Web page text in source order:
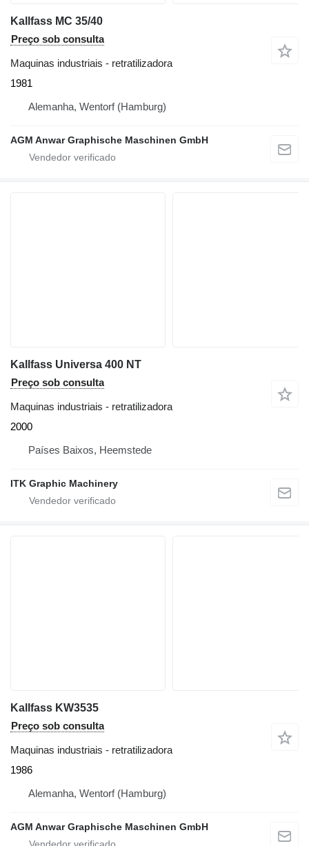
Kallfass MC 35/40
Preço sob consulta
Maquinas industriais - retratilizadora
1981
Alemanha, Wentorf (Hamburg)
AGM Anwar Graphische Maschinen GmbH
Kallfass Universa 400 NT
Preço sob consulta
Maquinas industriais - retratilizadora
2000
Países Baixos, Heemstede
ITK Graphic Machinery
Kallfass KW3535
Preço sob consulta
Maquinas industriais - retratilizadora
1986
Alemanha, Wentorf (Hamburg)
AGM Anwar Graphische Maschinen GmbH